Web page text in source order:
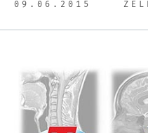
09.06.2015